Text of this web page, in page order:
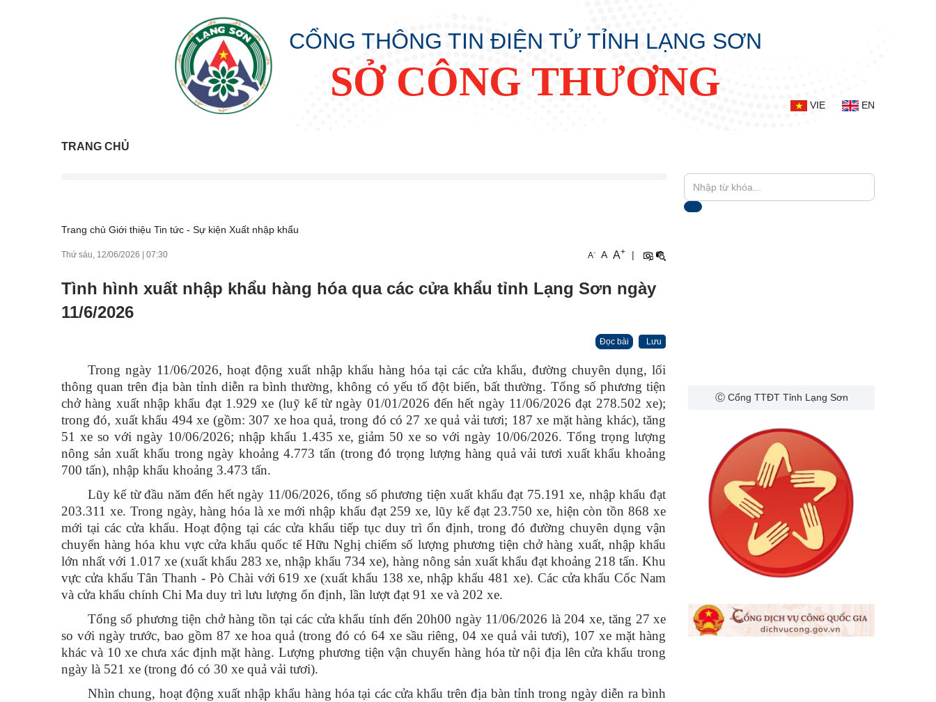
CỔNG THÔNG TIN ĐIỆN TỬ TỈNH LẠNG SƠN
SỞ CÔNG THƯƠNG
VIE EN
TRANG CHỦ
Trang chủ Giới thiệu Tin tức - Sự kiện Xuất nhập khẩu
Thứ sáu, 12/06/2026 | 07:30 A- A A+ |
Tình hình xuất nhập khẩu hàng hóa qua các cửa khẩu tỉnh Lạng Sơn ngày
11/6/2026
Đọc bài Lưu
Trong ngày 11/06/2026, hoạt động xuất nhập khẩu hàng hóa tại các cửa khẩu, đường chuyên dụng, lối
thông quan trên địa bàn tỉnh diễn ra bình thường, không có yếu tố đột biến, bất thường. Tổng số phương tiện
chở hàng xuất nhập khẩu đạt 1.929 xe (luỹ kế từ ngày 01/01/2026 đến hết ngày 11/06/2026 đạt 278.502 xe);
trong đó, xuất khẩu 494 xe (gồm: 307 xe hoa quả, trong đó có 27 xe quả vải tươi; 187 xe mặt hàng khác), tăng
51 xe so với ngày 10/06/2026; nhập khẩu 1.435 xe, giảm 50 xe so với ngày 10/06/2026. Tổng trọng lượng
nông sản xuất khẩu trong ngày khoảng 4.773 tấn (trong đó trọng lượng hàng quả vải tươi xuất khẩu khoảng
700 tấn), nhập khẩu khoảng 3.473 tấn.
Lũy kế từ đầu năm đến hết ngày 11/06/2026, tổng số phương tiện xuất khẩu đạt 75.191 xe, nhập khẩu đạt
203.311 xe. Trong ngày, hàng hóa là xe mới nhập khẩu đạt 259 xe, lũy kế đạt 23.750 xe, hiện còn tồn 868 xe
mới tại các cửa khẩu. Hoạt động tại các cửa khẩu tiếp tục duy trì ổn định, trong đó đường chuyên dụng vận
chuyển hàng hóa khu vực cửa khẩu quốc tế Hữu Nghị chiếm số lượng phương tiện chở hàng xuất, nhập khẩu
lớn nhất với 1.017 xe (xuất khẩu 283 xe, nhập khẩu 734 xe), hàng nông sản xuất khẩu đạt khoảng 218 tấn. Khu
vực cửa khẩu Tân Thanh - Pò Chài với 619 xe (xuất khẩu 138 xe, nhập khẩu 481 xe). Các cửa khẩu Cốc Nam
và cửa khẩu chính Chi Ma duy trì lưu lượng ổn định, lần lượt đạt 91 xe và 202 xe.
Tổng số phương tiện chở hàng tồn tại các cửa khẩu tính đến 20h00 ngày 11/06/2026 là 204 xe, tăng 27 xe
so với ngày trước, bao gồm 87 xe hoa quả (trong đó có 64 xe sầu riêng, 04 xe quả vải tươi), 107 xe mặt hàng
khác và 10 xe chưa xác định mặt hàng. Lượng phương tiện vận chuyển hàng hóa từ nội địa lên cửa khẩu trong
ngày là 521 xe (trong đó có 30 xe quả vải tươi).
Nhìn chung, hoạt động xuất nhập khẩu hàng hóa tại các cửa khẩu trên địa bàn tỉnh trong ngày diễn ra bình
Ⓒ Cổng TTĐT Tỉnh Lạng Sơn